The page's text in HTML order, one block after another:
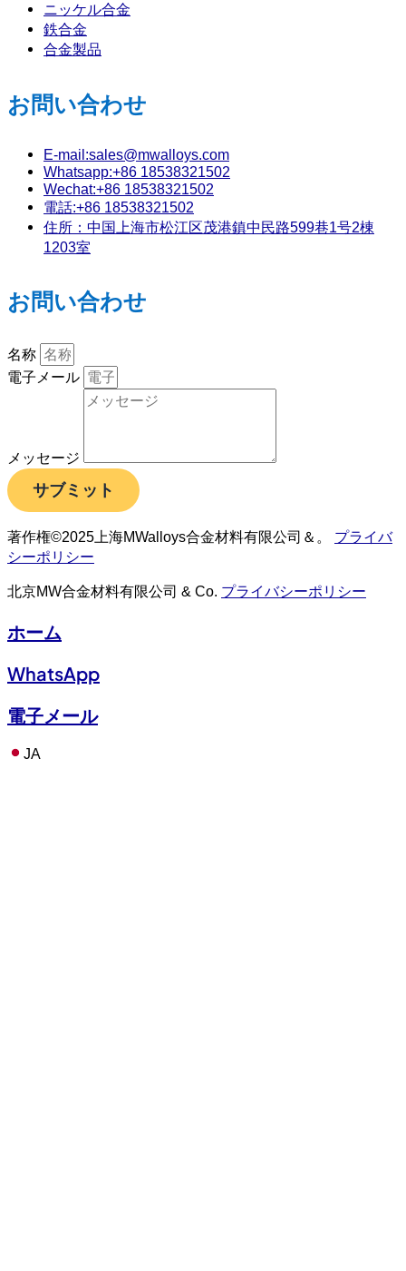
ニッケル合金
鉄合金
合金製品
お問い合わせ
E-mail:sales@mwalloys.com
Whatsapp:+86 18538321502
Wechat:+86 18538321502
電話:+86 18538321502
住所：中国上海市松江区茂港鎮中民路599巷1号2棟
1203室
お問い合わせ
名称
電子メール
メッセージ
サブミット
著作権©2025上海MWalloys合金材料有限公司＆。 プライバ
シーポリシー
北京MW合金材料有限公司 & Co. プライバシーポリシー
ホーム
WhatsApp
電子メール
JA